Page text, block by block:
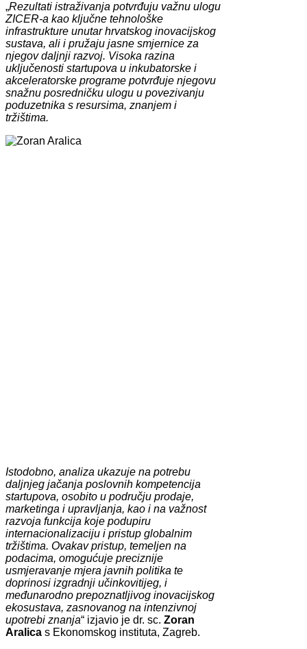
„Rezultati istraživanja potvrđuju važnu ulogu
ZICER-a kao ključne tehnološke
infrastrukture unutar hrvatskog inovacijskog
sustava, ali i pružaju jasne smjernice za
njegov daljnji razvoj. Visoka razina
uključenosti startupova u inkubatorske i
akceleratorske programe potvrđuje njegovu
snažnu posredničku ulogu u povezivanju
poduzetnika s resursima, znanjem i
tržištima.
Istodobno, analiza ukazuje na potrebu
daljnjeg jačanja poslovnih kompetencija
startupova, osobito u području prodaje,
marketinga i upravljanja, kao i na važnost
razvoja funkcija koje podupiru
internacionalizaciju i pristup globalnim
tržištima. Ovakav pristup, temeljen na
podacima, omogućuje preciznije
usmjeravanje mjera javnih politika te
doprinosi izgradnji učinkovitijeg, i
međunarodno prepoznatljivog inovacijskog
ekosustava, zasnovanog na intenzivnoj
upotrebi znanja“ izjavio je dr. sc. Zoran
Aralica s Ekonomskog instituta, Zagreb.